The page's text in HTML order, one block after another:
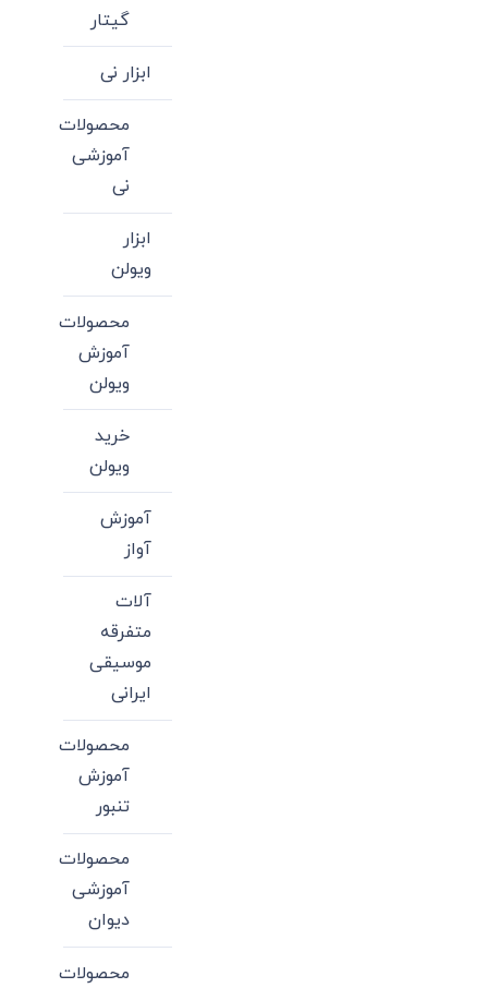
گیتار
ابزار نی
محصولات
آموزشی
نی
ابزار
ویولن
محصولات
آموزش
ویولن
خرید
ویولن
آموزش
آواز
آلات
متفرقه
موسیقی
ایرانی
محصولات
آموزش
تنبور
محصولات
آموزشی
دیوان
محصولات